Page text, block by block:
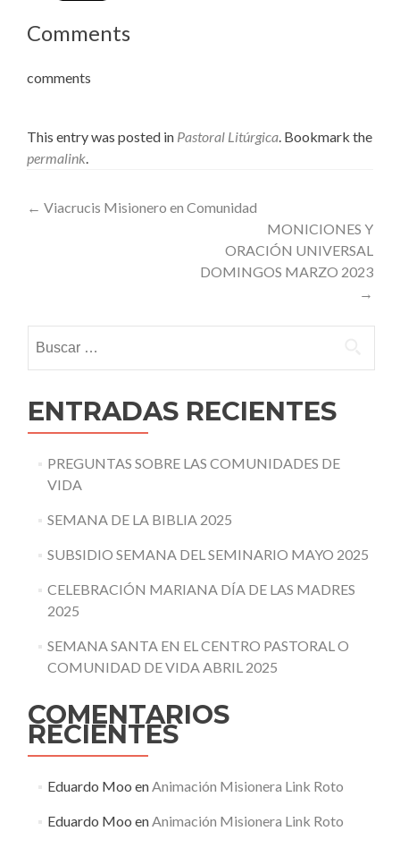
Comments
comments
This entry was posted in Pastoral Litúrgica. Bookmark the
permalink.
Post
← Viacrucis Misionero en Comunidad
MONICIONES Y
ORACIÓN UNIVERSAL
DOMINGOS MARZO 2023
→
ENTRADAS RECIENTES
PREGUNTAS SOBRE LAS COMUNIDADES DE
VIDA
SEMANA DE LA BIBLIA 2025
SUBSIDIO SEMANA DEL SEMINARIO MAYO 2025
CELEBRACIÓN MARIANA DÍA DE LAS MADRES
2025
SEMANA SANTA EN EL CENTRO PASTORAL O
COMUNIDAD DE VIDA ABRIL 2025
COMENTARIOS
RECIENTES
Eduardo Moo enAnimación Misionera Link Roto
Eduardo Moo enAnimación Misionera Link Roto